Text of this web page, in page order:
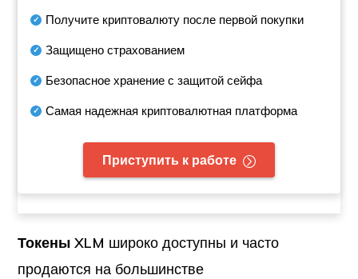
Получите криптовалюту после первой покупки
Защищено страхованием
Безопасное хранение с защитой сейфа
Самая надежная криптовалютная платформа
Приступить к работе
Токены XLM широко доступны и часто
продаются на большинстве